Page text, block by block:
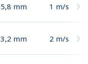
5,8 mm 1 m/s
3,2 mm 2 m/s